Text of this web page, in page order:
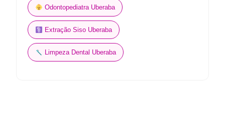
Odontopediatra Uberaba
Extração Siso Uberaba
Limpeza Dental Uberaba